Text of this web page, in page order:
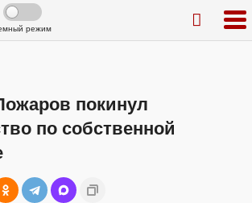
режим
покинул
по собственной